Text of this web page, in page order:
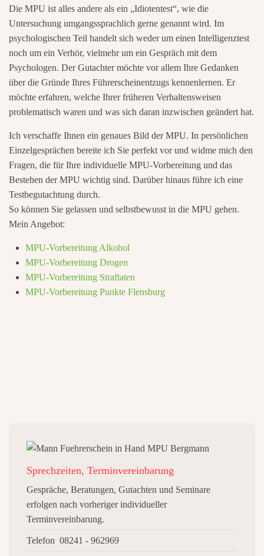
Die MPU ist alles andere als ein „Idiotentest“, wie die
Untersuchung umgangssprachlich gerne genannt wird. Im
psychologischen Teil handelt sich weder um einen Intelligenztest
noch um ein Verhör, vielmehr um ein Gespräch mit dem
Psychologen. Der Gutachter möchte vor allem Ihre Gedanken
über die Gründe Ihres Führerscheinentzugs kennenlernen. Er
möchte erfahren, welche Ihrer früheren Verhaltensweisen
problematisch waren und was sich daran inzwischen geändert hat.
Ich verschaffe Ihnen ein genaues Bild der MPU. In persönlichen
Einzelgesprächen bereite ich Sie perfekt vor und widme mich den
Fragen, die für Ihre individuelle MPU-Vorbereitung und das
Bestehen der MPU wichtig sind. Darüber hinaus führe ich eine
Testbegutachtung durch.
So können Sie gelassen und selbstbewusst in die MPU gehen.
Mein Angebot:
MPU-Vorbereitung Alkohol
MPU-Vorbereitung Drogen
MPU-Vorbereitung Straftaten
MPU-Vorbereitung Punkte Flensburg
Sprechzeiten, Terminvereinbarung
Gespräche, Beratungen, Gutachten und Seminare
erfolgen nach vorheriger individueller
Terminvereinbarung.
Telefon 08241 - 962969